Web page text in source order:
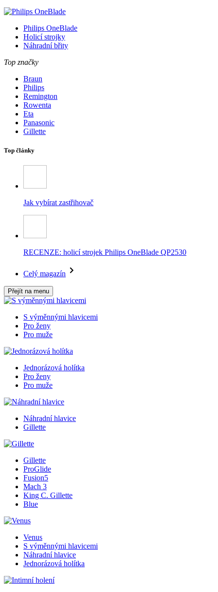
Philips OneBlade
Holicí strojky
Náhradní břity
Top značky
Braun
Philips
Remington
Rowenta
Eta
Panasonic
Gillette
Top články
Jak vybírat zastřihovač
RECENZE: holicí strojek Philips OneBlade QP2530
Celý magazín
Přejít na menu
S výměnnými hlavicemi
Pro ženy
Pro muže
Jednorázová holítka
Pro ženy
Pro muže
Náhradní hlavice
Gillette
Gillette
ProGlide
Fusion5
Mach 3
King C. Gillette
Blue
Venus
S výměnnými hlavicemi
Náhradní hlavice
Jednorázová holítka